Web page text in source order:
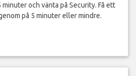
och vänta på Security. Få ett
på 5 minuter eller mindre.